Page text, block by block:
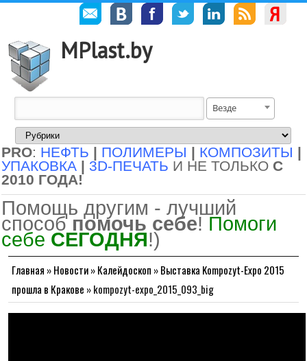
MPlast.by
Везде
PRO: НЕФТЬ | ПОЛИМЕРЫ | КОМПОЗИТЫ |
УПАКОВКА | 3D-ПЕЧАТЬ И НЕ ТОЛЬКО С
2010 ГОДА!
Помощь другим - лучший
способ помочь себе! Помоги
себе СЕГОДНЯ!)
Главная »Новости»Калейдоскоп »Выставка Kompozyt-Expo 2015
прошла в Кракове »kompozyt-expo_2015_093_big